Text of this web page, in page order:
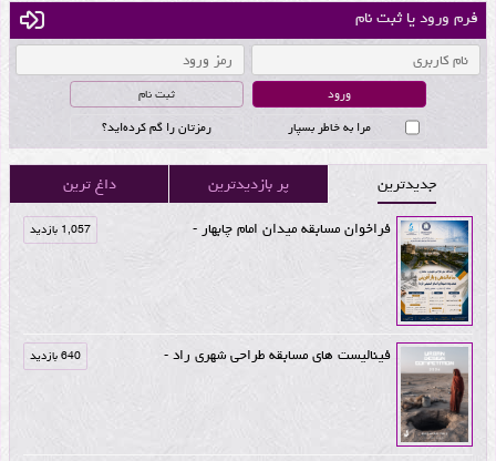
فرم ورود یا ثبت نام
ثبت نام
مرا به خاطر بسپار
رمزتان را گم کرده‌اید؟
جدیدترین پر بازدیدترین داغ ترین
فراخوان مسابقه میدان امام چابهار - 1,057 بازدید
فینالیست های مسابقه طراحی شهری راد - 640 بازدید